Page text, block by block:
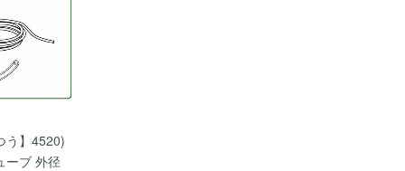
う】4520)
ーブ 外径